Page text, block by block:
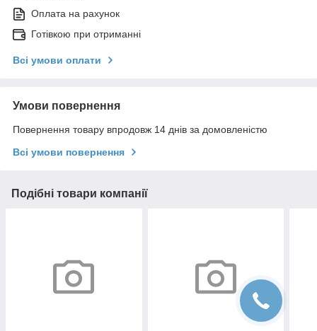
Оплата на рахунок
Готівкою при отриманні
Всі умови оплати
Умови повернення
Повернення товару впродовж 14 днів за домовленістю
Всі умови повернення
Подібні товари компанії